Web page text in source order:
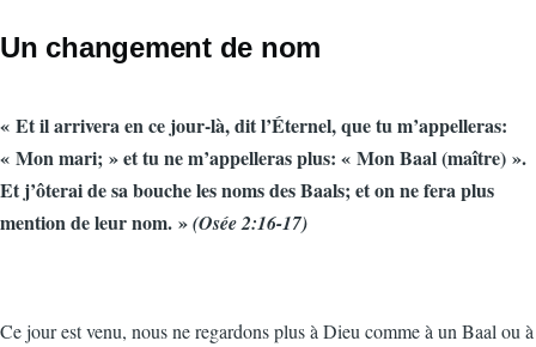
Un changement de nom
« Et il arrivera en ce jour-là, dit l’Éternel, que tu m’appelleras:
« Mon mari; » et tu ne m’appelleras plus: « Mon Baal (maître) ».
Et j’ôterai de sa bouche les noms des Baals; et on ne fera plus
mention de leur nom. »(Osée 2:16-17)
Ce jour est venu, nous ne regardons plus à Dieu comme à un Baal ou à